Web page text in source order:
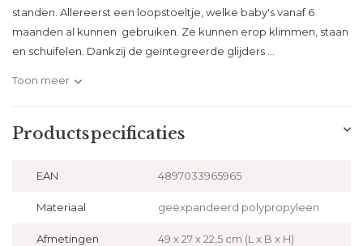
standen. Allereerst een loopstoeltje, welke baby's vanaf 6
maanden al kunnen gebruiken. Ze kunnen erop klimmen, staan
en schuifelen. Dankzij de geïntegreerde glijders ...
Toon meer
Productspecificaties
EAN 4897033965965
Materiaal geëxpandeerd polypropyleen
Afmetingen 49 x 27 x 22,5 cm (L x B x H)